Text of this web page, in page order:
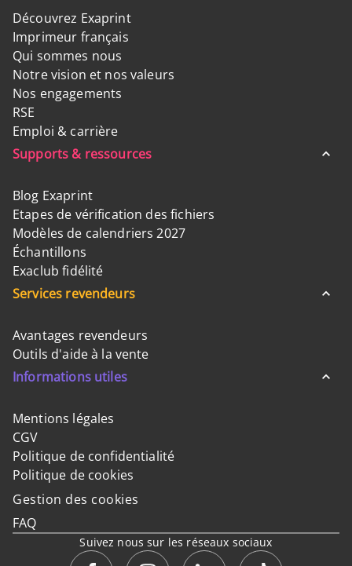
Découvrez Exaprint
Imprimeur français
Qui sommes nous
Notre vision et nos valeurs
Nos engagements
RSE
Emploi & carrière
Supports & ressources
Blog Exaprint
Etapes de vérification des fichiers
Modèles de calendriers 2027
Échantillons
Exaclub fidélité
Services revendeurs
Avantages revendeurs
Outils d'aide à la vente
Informations utiles
Mentions légales
CGV
Politique de confidentialité
Politique de cookies
Gestion des cookies
FAQ
Suivez nous sur les réseaux sociaux